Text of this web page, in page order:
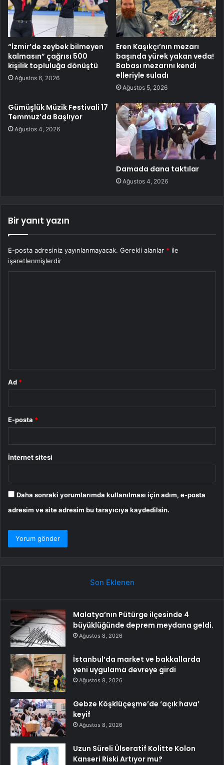
“İzmir’de zeybek bilmeyen
kalmasın” çağrısı 500
kişilik topluluğa dönüştü
Ağustos 6, 2026
Eren Kaşıkçı’nın mezarı
başında yürek yakan veda!
Babası mezarını kendi
elleriyle suladı
Ağustos 5, 2026
Gümüşlük Müzik Festivali 17
Temmuz’da Başlıyor
Ağustos 4, 2026
Damada dana taktılar
Ağustos 4, 2026
Bir yanıt yazın
E-posta adresiniz yayınlanmayacak. Gerekli alanlar * ile
işaretlenmişlerdir
Ad *
E-posta *
İnternet sitesi
Daha sonraki yorumlarımda kullanılması için adım, e-posta
adresim ve site adresim bu tarayıcıya kaydedilsin.
Son Eklenen
Malatya’nın Pütürge ilçesinde 4
büyüklüğünde deprem meydana geldi.
Ağustos 8, 2026
İstanbul’da market ve bakkallarda
yeni uygulama devreye girdi
Ağustos 8, 2026
Gebze Köşklüçeşme’de ‘açık hava’
keyif
Ağustos 8, 2026
Uzun Süreli Ülseratif Kolitte Kolon
Kanseri Riski Artıyor mu?